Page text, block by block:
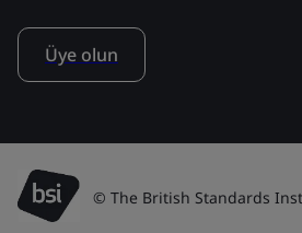
Üye olun
© The British Standards